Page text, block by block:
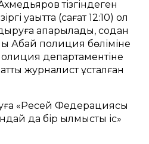
тізгіндеген
уақытта (сағат 12:10) ол
апарылады, содан
Абай полиция бөліміне
департаментіне
журналист ұсталған
«Ресей Федерациясы
да бір қылмыстық іс»